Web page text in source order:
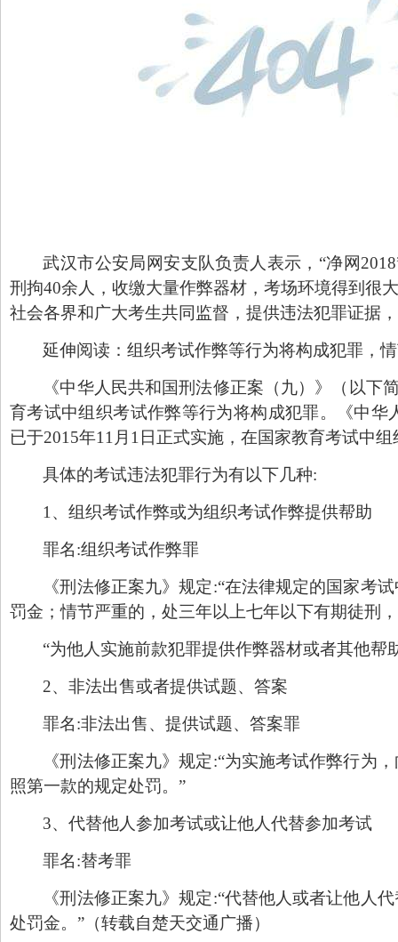
武汉市公安局网安支队负责人表示， “净网
刑拘40余人，收缴大量作弊器材，考场环境得到很
社会各界和广大考生共同监督，提供违法犯罪证据
延伸阅读：组织考试作弊等行为将构成犯罪，
《中华人民共和国刑法修正案（九）》（以下
育考试中组织考试作弊等行为将构成犯罪。《中
已于2015年11 月 1 日正式实施，在国家教育考试中
具体的考试违法犯罪行为有以下几种:
1 、组织考试作弊或为组织考试作弊提供帮助
罪名:组织考试作弊罪
《刑法修正案九》规定:“在法律规定的国家考
罚金；情节严重的，处三年以上七年以下有期徒刑
“为他人实施前款犯罪提供作弊器材或者其他帮
2、非法出售或者提供试题、答案
罪名:非法出售、提供试题、答案罪
《刑法修正案九》规定:“为实施考试作弊行为
照第一款的规定处罚。 ”
3、代替他人参加考试或让他人代替参加考试
罪名:替考罪
《刑法修正案九》规定:“代替他人或者让他人
处罚金。 ” （转载自楚天交通广播）